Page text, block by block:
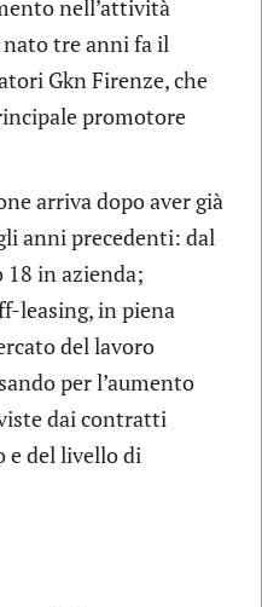
nell’attività
nato tre anni fa il
Gkn Firenze, che
promotore
arriva dopo aver già
anni precedenti: dal
in azienda;
leasing, in piena
del lavoro
per l’aumento
dai contratti
del livello di